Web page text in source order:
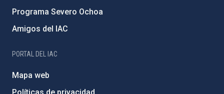
Programa Severo Ochoa
Amigos del IAC
PORTAL DEL IAC
Mapa web